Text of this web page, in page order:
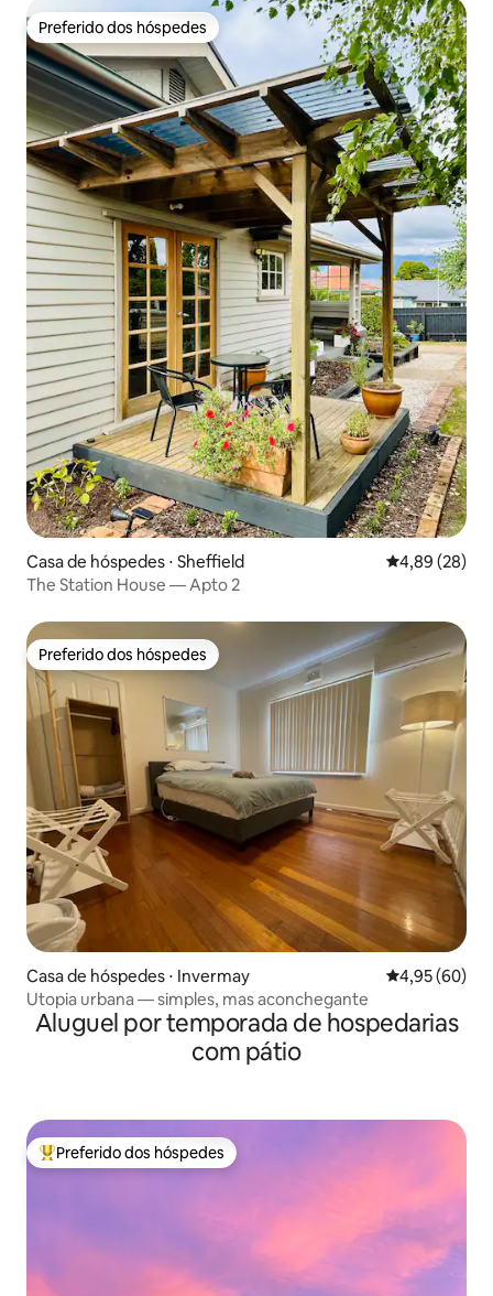
Preferido dos hóspedes
Preferido dos hóspedes
Casa de hóspedes ⋅ Sheffield 4,89 de uma
4,89 (28)
The Station House — Apto 2
Preferido dos hóspedes
Preferido dos hóspedes
Casa de hóspedes ⋅ Invermay 4,95 de uma
4,95 (60)
Utopia urbana — simples, mas aconchegante
Aluguel por temporada de hospedarias
com pátio
Entre os melhores preferidos dos hóspedes
Preferido dos hóspedes